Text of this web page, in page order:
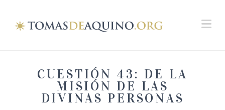
CUESTIÓN 43: DE LA
MISIÓN DE LAS
DIVINAS PERSONAS